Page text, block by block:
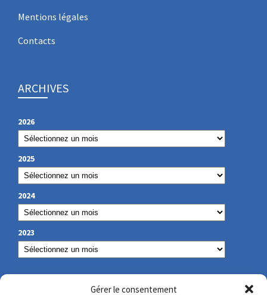
Gérer le consentement
Mentions légales
Contacts
ARCHIVES
2026
2025
2024
2023
NOS COORDONNÉES